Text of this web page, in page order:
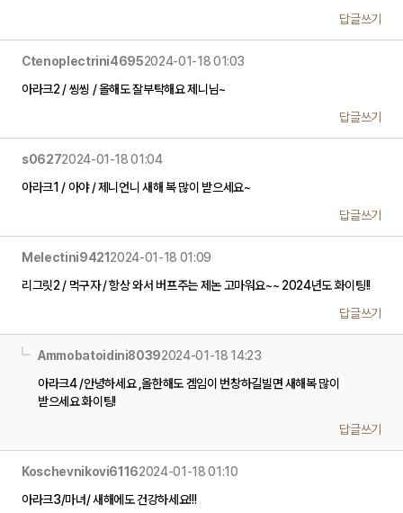
답글쓰기
Ctenoplectrini46952024-01-18 01:03
아라크2 / 씽씽 / 올해도 잘부탁해요 제니님~
답글쓰기
s06272024-01-18 01:04
아라크1 / 아야 / 제니언니 새해 복 많이 받으세요~
답글쓰기
Melectini9421 2024-01-18 01:09
리그릿2 / 먹구자 / 항상 와서 버프주는 제논 고마워요~~ 2024년도 화이팅!!
답글쓰기
Ammobatoidini80392024-01-18 14:23
아라크4 /안녕하세요 ,올한해도 겜임이 번창하길빌면 새해복 많이
받으세요 화이팅!
답글쓰기
Koschevnikovi61162024-01-18 01:10
아라크3/마녀/ 새해에도 건강하세요!!!